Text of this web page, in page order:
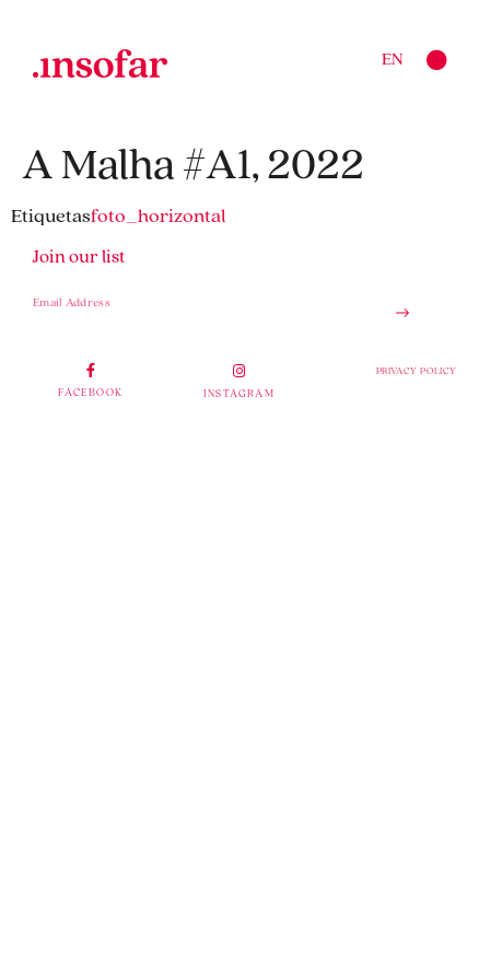
EN
A Malha #A1, 2022
Etiquetasfoto_horizontal
Join our list
FACEBOOK INSTAGRAM
PRIVACY POLICY